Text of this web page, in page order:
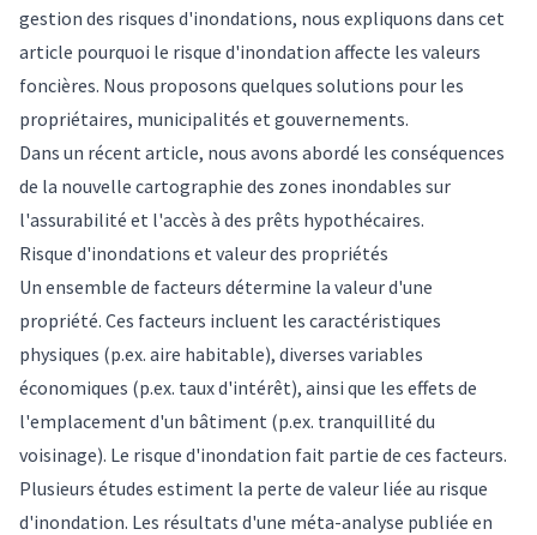
gestion des risques d'inondations, nous expliquons dans cet
article pourquoi le risque d'inondation affecte les valeurs
foncières. Nous proposons quelques solutions pour les
propriétaires, municipalités et gouvernements.
Dans un récent article, nous avons abordé les conséquences
de la nouvelle cartographie des zones inondables sur
l'assurabilité et l'accès à des prêts hypothécaires.
Risque d'inondations et valeur des propriétés
Un ensemble de facteurs détermine la valeur d'une
propriété. Ces facteurs incluent les caractéristiques
physiques (p.ex. aire habitable), diverses variables
économiques (p.ex. taux d'intérêt), ainsi que les effets de
l'emplacement d'un bâtiment (p.ex. tranquillité du
voisinage). Le risque d'inondation fait partie de ces facteurs.
Plusieurs études estiment la perte de valeur liée au risque
d'inondation. Les résultats d'une méta-analyse publiée en